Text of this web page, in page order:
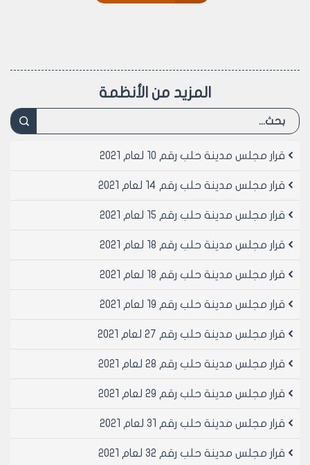
المزيد من الأنظمة
قرار مجلس مدينة حلب رقم 10 لعام 2021
قرار مجلس مدينة حلب رقم 14 لعام 2021
قرار مجلس مدينة حلب رقم 15 لعام 2021
قرار مجلس مدينة حلب رقم 18 لعام 2021
قرار مجلس مدينة حلب رقم 18 لعام 2021
قرار مجلس مدينة حلب رقم 19 لعام 2021
قرار مجلس مدينة حلب رقم 27 لعام 2021
قرار مجلس مدينة حلب رقم 28 لعام 2021
قرار مجلس مدينة حلب رقم 29 لعام 2021
قرار مجلس مدينة حلب رقم 31 لعام 2021
قرار مجلس مدينة حلب رقم 32 لعام 2021